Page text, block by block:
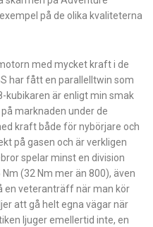
på de olika kvaliteterna
med mycket kraft i de
har fått en parallelltwin som
kubikaren är enligt min smak
marknaden under de
kraft både för nybörjare och
på gasen och är verkligen
spelar minst en division
(32 Nm mer än 800), även
en veteranträff när man kör
att gå helt egna vägar när
ljuger emellertid inte, en